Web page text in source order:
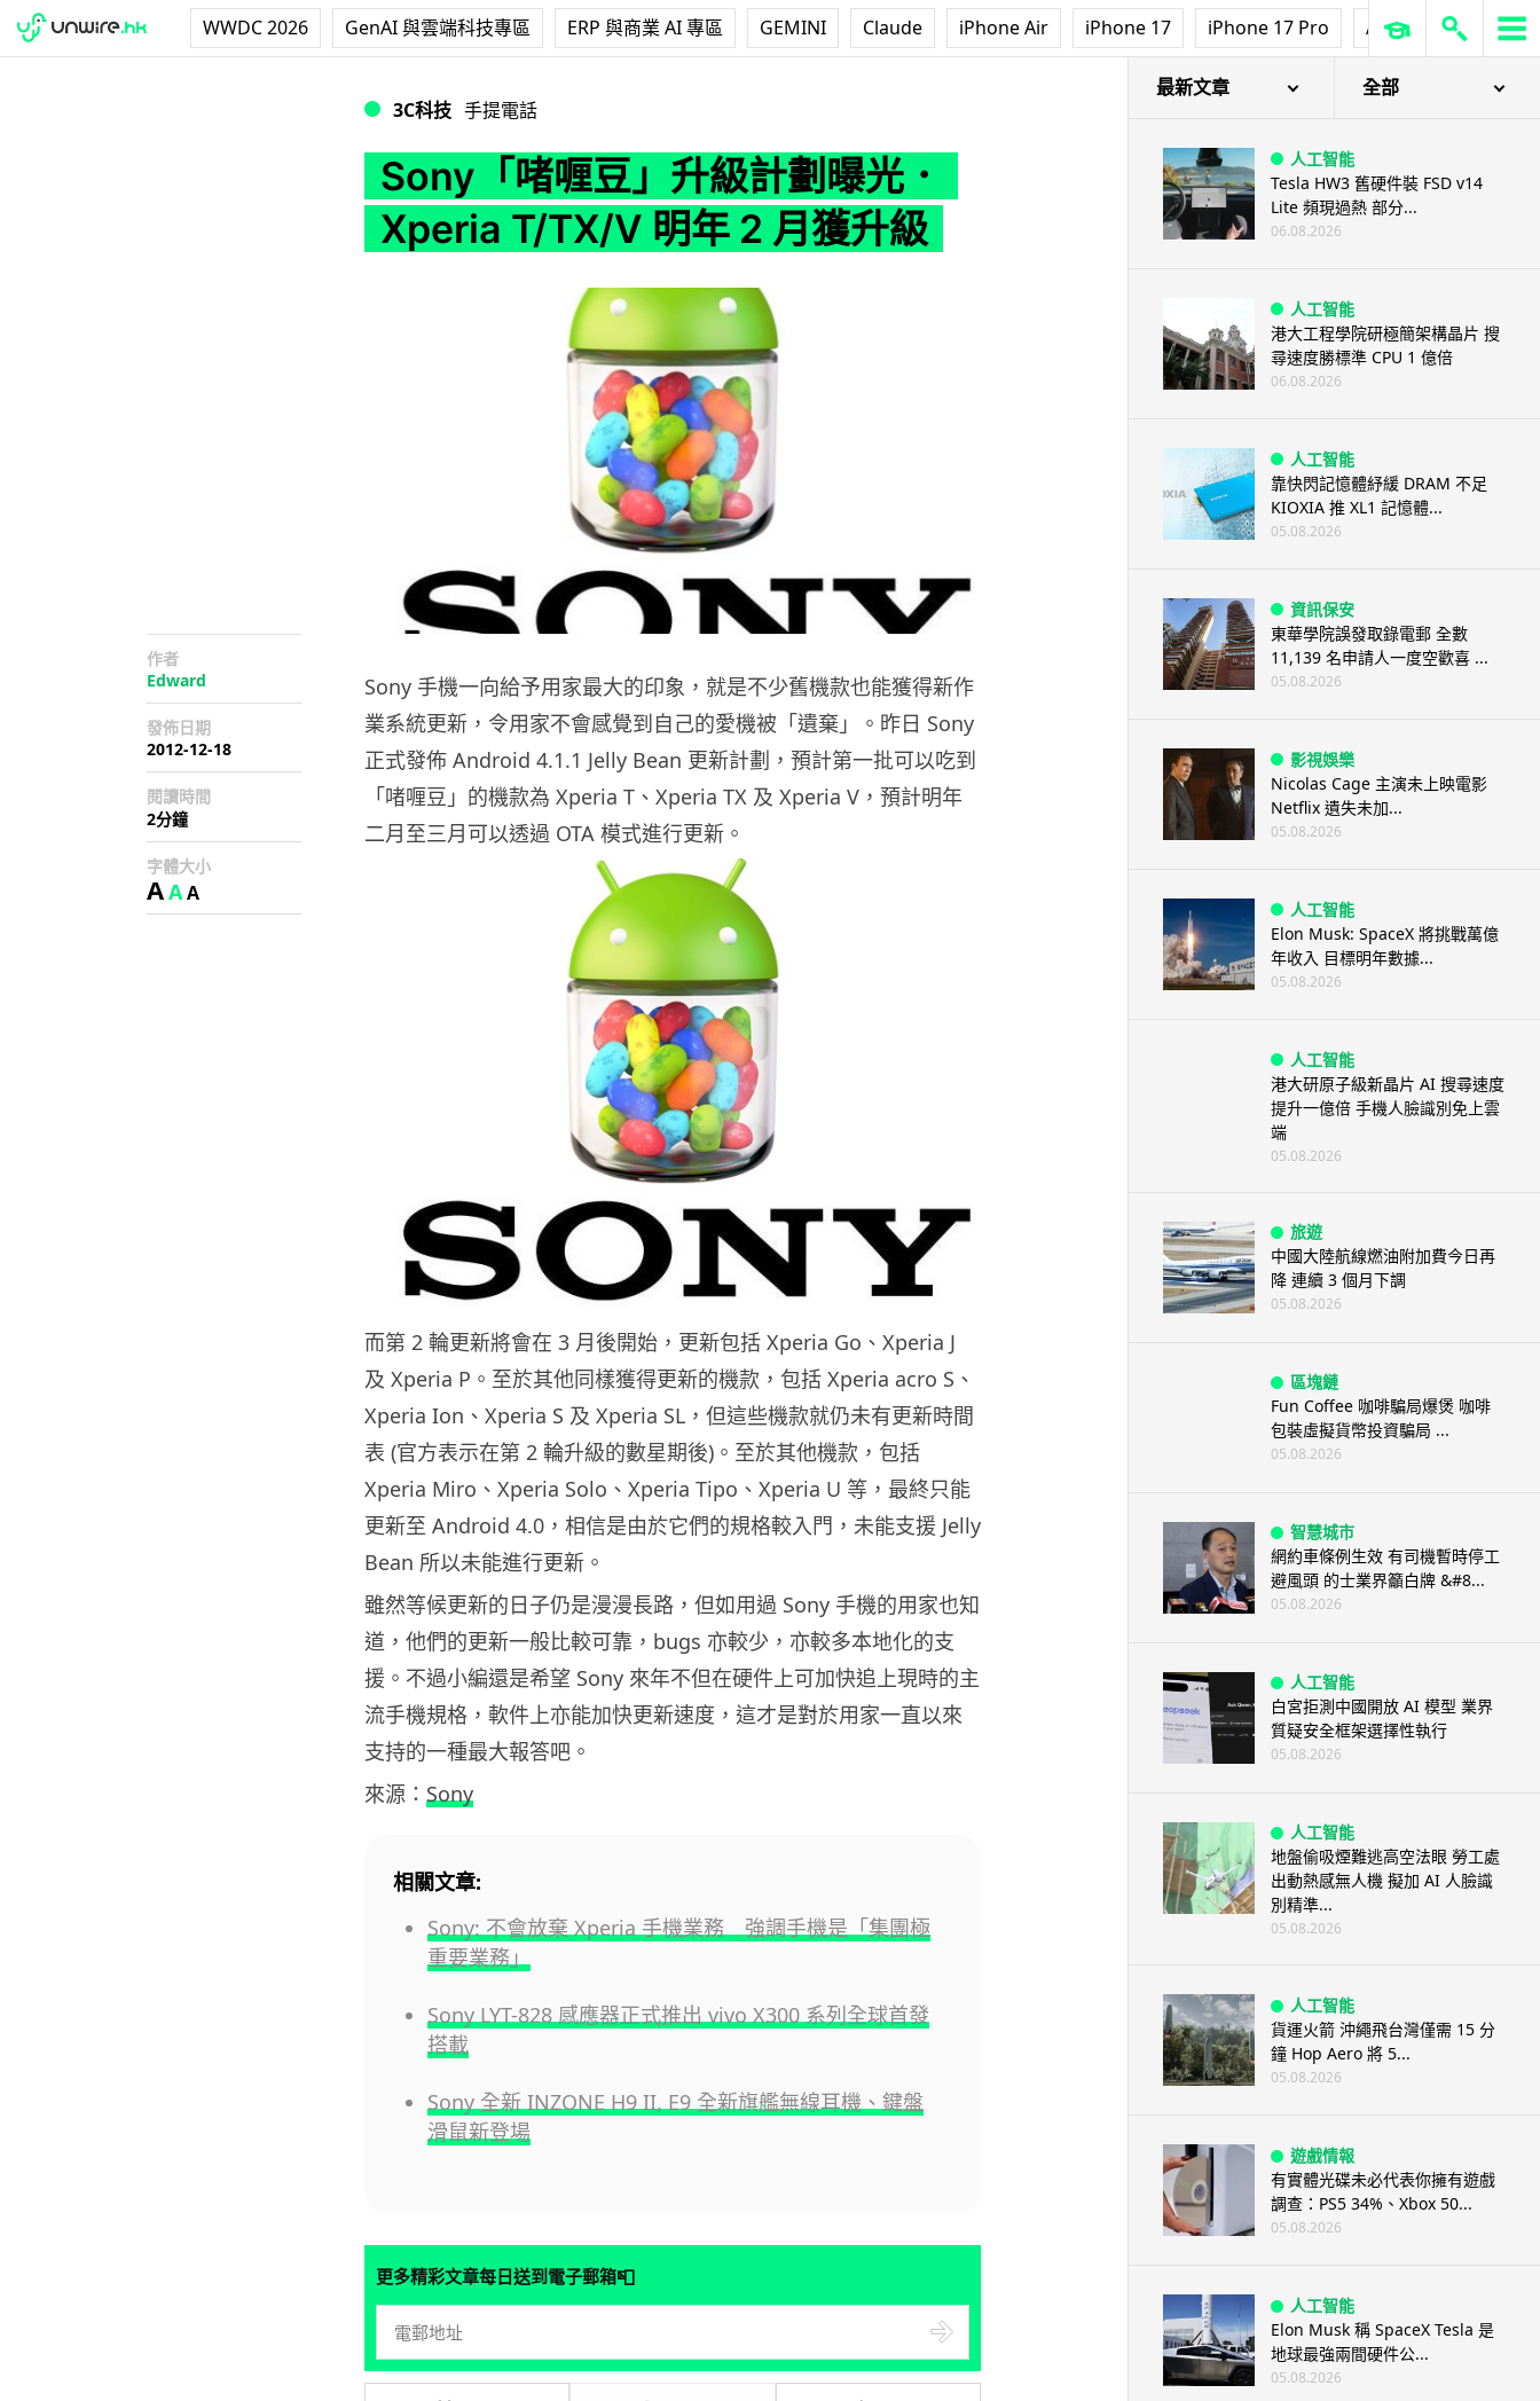
WWDC 2026 GenAI 與雲端科技專區 ERP 與商業 AI 專區 GEMINI Claude iPhone Air iPhone 17 iPhone 17 Pro AirPods Pro 3
3C科技 手提電話
Sony「啫喱豆」升級計劃曝光．
Xperia T/TX/V 明年 2 月獲升級
作者
Edward
發佈日期
2012-12-18
閱讀時間
2分鐘
字體大小
AAA
Sony 手機一向給予用家最大的印象，就是不少舊機款也能獲得新作
業系統更新，令用家不會感覺到自己的愛機被「遺棄」。昨日 Sony
正式發佈 Android 4.1.1 Jelly Bean 更新計劃，預計第一批可以吃到
「啫喱豆」的機款為 Xperia T、Xperia TX 及 Xperia V，預計明年
二月至三月可以透過 OTA 模式進行更新。
而第 2 輪更新將會在 3 月後開始，更新包括 Xperia Go、Xperia J
及 Xperia P。至於其他同樣獲得更新的機款，包括 Xperia acro S、
Xperia Ion、Xperia S 及 Xperia SL，但這些機款就仍未有更新時間
表 (官方表示在第 2 輪升級的數星期後)。至於其他機款，包括
Xperia Miro、Xperia Solo、Xperia Tipo、Xperia U 等，最終只能
更新至 Android 4.0，相信是由於它們的規格較入門，未能支援 Jelly
Bean 所以未能進行更新。
雖然等候更新的日子仍是漫漫長路，但如用過 Sony 手機的用家也知
道，他們的更新一般比較可靠，bugs 亦較少，亦較多本地化的支
援。不過小編還是希望 Sony 來年不但在硬件上可加快追上現時的主
流手機規格，軟件上亦能加快更新速度，這才是對於用家一直以來
支持的一種最大報答吧。
來源： Sony
相關文章:
Sony: 不會放棄 Xperia 手機業務 強調手機是「集團極
重要業務」
Sony LYT-828 感應器正式推出 vivo X300 系列全球首發
搭載
Sony 全新 INZONE H9 II, E9 全新旗艦無線耳機、鍵盤
滑鼠新登場
更多精彩文章每日送到電子郵箱📮
最新文章 全部
人工智能
Tesla HW3 舊硬件裝 FSD v14
Lite 頻現過熱 部分...
06.08.2026
人工智能
港大工程學院研極簡架構晶片 搜
尋速度勝標準 CPU 1 億倍
06.08.2026
人工智能
靠快閃記憶體紓緩 DRAM 不足
KIOXIA 推 XL1 記憶體...
05.08.2026
資訊保安
東華學院誤發取錄電郵 全數
11,139 名申請人一度空歡喜 ...
05.08.2026
影視娛樂
Nicolas Cage 主演未上映電影
Netflix 遺失未加...
05.08.2026
人工智能
Elon Musk: SpaceX 將挑戰萬億
年收入 目標明年數據...
05.08.2026
人工智能
港大研原子級新晶片 AI 搜尋速度
提升一億倍 手機人臉識別免上雲
端
05.08.2026
旅遊
中國大陸航線燃油附加費今日再
降 連續 3 個月下調
05.08.2026
區塊鏈
Fun Coffee 咖啡騙局爆煲 咖啡
包裝虛擬貨幣投資騙局 ...
05.08.2026
智慧城市
網約車條例生效 有司機暫時停工
避風頭 的士業界籲白牌 &#8...
05.08.2026
人工智能
白宮拒測中國開放 AI 模型 業界
質疑安全框架選擇性執行
05.08.2026
人工智能
地盤偷吸煙難逃高空法眼 勞工處
出動熱感無人機 擬加 AI 人臉識
別精準...
05.08.2026
人工智能
貨運火箭 沖繩飛台灣僅需 15 分
鐘 Hop Aero 將 5...
05.08.2026
遊戲情報
有實體光碟未必代表你擁有遊戲
調查：PS5 34%、Xbox 50...
05.08.2026
人工智能
Elon Musk 稱 SpaceX Tesla 是
地球最強兩間硬件公...
05.08.2026